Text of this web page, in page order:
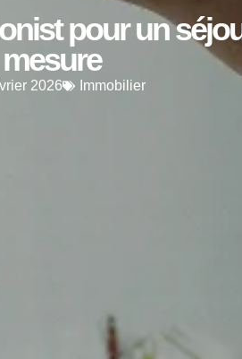
pour un
mesure
2026 Immobilier